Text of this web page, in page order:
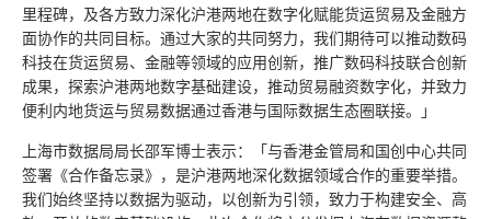
里程碑，及各方致力深化沪港两地在数字化赋能货运贸易及金融方
面协作的共同目标。通过大家的共同努力，我们期待可以推动数码
科技在货运贸易、金融等领域的应用创新，推广数码科技联合创新
成果，探索沪港两地数字基础建设，推动贸易融资数字化，并致力
便利内地货运与贸易数据通过香港与国际数据生态圈联接。」
上海市数据局局长邵军博士表示：「与香港金管局和国创中心共​​同
签署《合作备忘录》，是沪港两地深化数据领域合作的重要举措。
我们始终坚持以数据为驱动，以创新为引领，致力于构建安全、高